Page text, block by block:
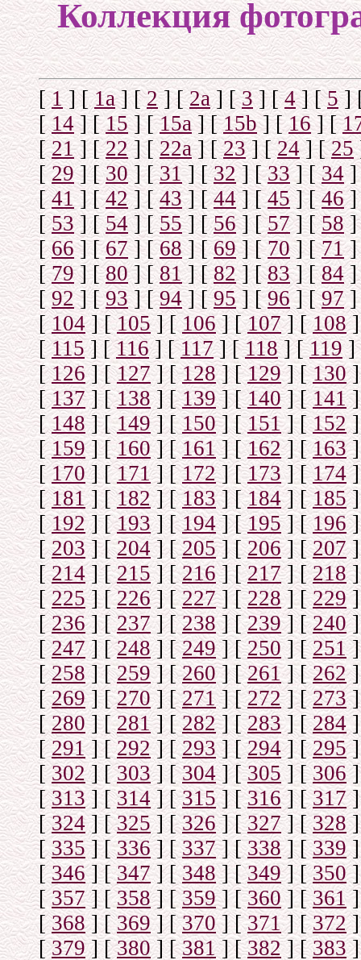
Коллекция
[1] [1а] [2] [2а] [3] [4] [5]
[14] [15] [15a] [15b] [16] [
[21] [22] [22a] [23] [24] [25
[29] [30 ] [31] [32] [33] [34]
[41] [42] [43] [44] [45] [46]
[53] [54] [55] [56] [57] [58]
[66] [67] [68] [69] [70] [71]
[79] [80] [81] [82] [83] [84]
[92] [93] [94] [95] [96] [97]
[104] [105] [ 106] [107] [108]
[115] [116] [117] [118] [119]
[126] [127] [128] [129] [130]
[137] [138] [139] [140] [141]
[148] [149] [150] [151] [152]
[159] [160] [161] [162] [163]
[170] [171] [172] [173] [174]
[181] [182] [183] [184] [185]
[192] [193] [194] [195] [196]
[203] [204] [205] [206] [207]
[214] [215] [216] [217] [218]
[225] [226] [227] [228] [229]
[236] [237] [238] [239] [240]
[247] [248] [249] [250] [251]
[258] [259] [260] [261] [262]
[269] [270] [271] [272] [273]
[ 280] [281] [282] [283] [284]
[291] [292] [293] [294] [295]
[302] [303] [304] [305] [ 306]
[313] [314] [315] [316] [317]
[324] [325] [326] [327] [328]
[335] [336] [337] [338] [339]
[346] [347] [348] [349] [350]
[357] [358] [359] [360] [ 361]
[368] [369] [370] [371] [372]
[379] [380] [381] [382] [383]